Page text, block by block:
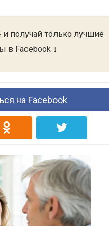
получай только лучшие
в Facebook ↓
на Facebook